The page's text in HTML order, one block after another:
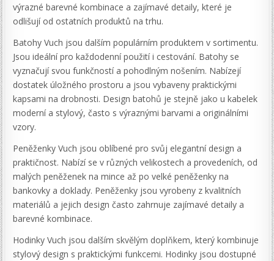
výrazné barevné kombinace a zajímavé detaily, které je
odlišují od ostatních produktů na trhu.
Batohy Vuch jsou dalším populárním produktem v sortimentu.
Jsou ideální pro každodenní použití i cestování. Batohy se
vyznačují svou funkčností a pohodlným nošením. Nabízejí
dostatek úložného prostoru a jsou vybaveny praktickými
kapsami na drobnosti. Design batohů je stejně jako u kabelek
moderní a stylový, často s výraznými barvami a originálními
vzory.
Peněženky Vuch jsou oblíbené pro svůj elegantní design a
praktičnost. Nabízí se v různých velikostech a provedeních, od
malých peněženek na mince až po velké peněženky na
bankovky a doklady. Peněženky jsou vyrobeny z kvalitních
materiálů a jejich design často zahrnuje zajímavé detaily a
barevné kombinace.
Hodinky Vuch jsou dalším skvělým doplňkem, který kombinuje
stylový design s praktickými funkcemi. Hodinky jsou dostupné